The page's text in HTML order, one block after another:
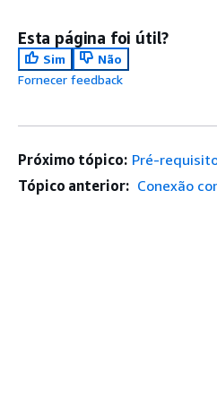
Esta página foi útil?
Sim
Não
Fornecer feedback
Próximo tópico: Pré-
Tópico anterior: Conexão